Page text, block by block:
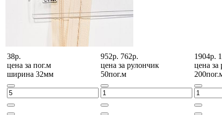
38р.
цена за пог.м
ширина 32мм
952р. 762р.
цена за рулончик
50пог.м
1904р.
цена за